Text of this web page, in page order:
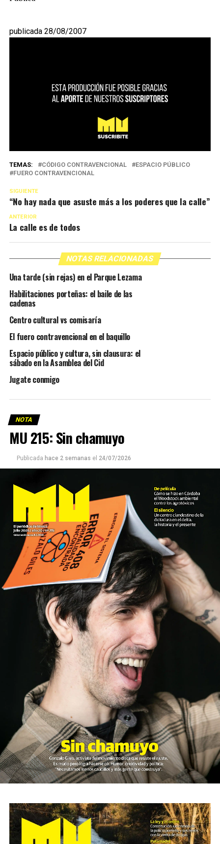
publicada 28/08/2007
TEMAS: CÓDIGO CONTRAVENCIONAL
ESPACIO PÚBLICO
FUERO CONTRAVENCIONAL
SIGUIENTE
“No hay nada que asuste más a los poderes que la calle”
ANTERIOR
La calle es de todos
NOTAS RELACIONADAS
Una tarde (sin rejas) en el Parque Lezama
Habilitaciones porteñas: el baile de las
cadenas
Centro cultural vs comisaría
El fuero contravencional en el baquillo
Espacio público y cultura, sin clausura: el
sábado en la Asamblea del Cid
Jugate conmigo
NOTA
MU 215: Sin chamuyo
Publicada hace 2 semanas el 24/07/2026